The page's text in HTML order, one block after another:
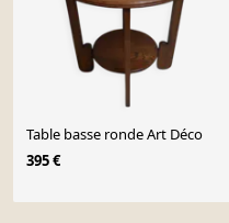
Table basse ronde Art Déco
395 €